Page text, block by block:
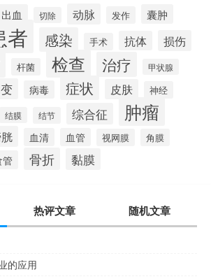
出血 切除 动脉 发作 囊肿
者 感染 手术 抗体 损伤
杆菌 检查 治疗 甲状腺
病毒 症状 皮肤 神经
结膜 结节 综合征 肿瘤
血清 血管 视网膜 角膜
骨折 黏膜
热评文章 随机文章
的应用